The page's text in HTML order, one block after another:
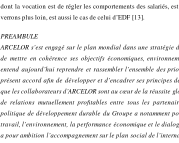
dont la vocation est de régler les comportements des salariés,
verrons plus loin, est aussi le cas de celui d’EDF [13].
PREAMBULE
ARCELOR s’est engagé sur le plan mondial dans une
de mettre en cohérence ses objectifs économiques,
entend aujourd’hui reprendre et rassembler l’ensemble des
présent accord afin de développer et d’encadrer ses principes
que les collaborateurs d’ARCELOR sont au cœur de la réussite
de relations mutuellement profitables entre tous les
politique de développement durable du Groupe a notamment
travail, l’environnement, la performance économique et le
a pour ambition l’accompagnement sur le plan social de